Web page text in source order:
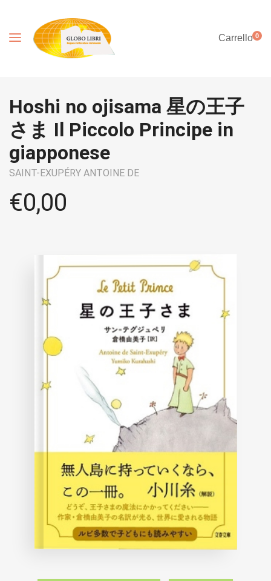
Carrello0
Hoshi no ojisama 星の王子
さま Il Piccolo Principe in
giapponese
SAINT-EXUPÉRY ANTOINE DE
€0,00